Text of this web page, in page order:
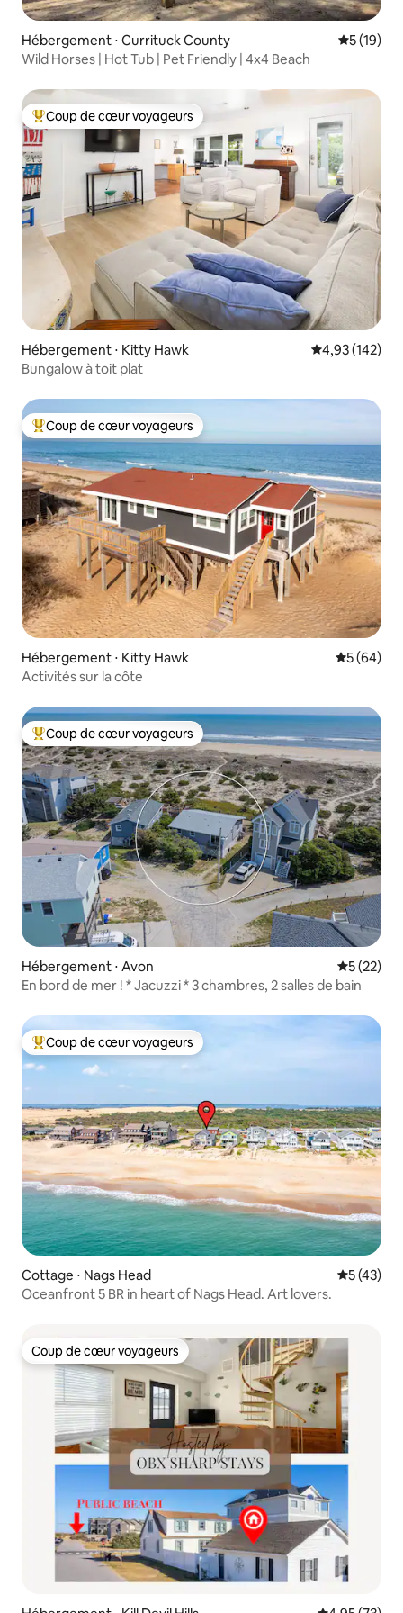
Hébergement ⋅ Currituck County
5 (19)
Wild Horses | Hot Tub | Pet Friendly | 4x4 Beach
Coups de cœur voyageurs les plus appréciés
Coup de cœur voyageurs
Hébergement ⋅ Kitty Hawk Évaluation
4,93 (142)
Bungalow à toit plat
Coups de cœur voyageurs les plus appréciés
Coup de cœur voyageurs
Hébergement ⋅ Kitty Hawk
5 (64)
Activités sur la côte
Coups de cœur voyageurs les plus appréciés
Coup de cœur voyageurs
Hébergement ⋅ Avon
5 (22)
En bord de mer ! * Jacuzzi * 3 chambres, 2 salles de bain
Coups de cœur voyageurs les plus appréciés
Coup de cœur voyageurs
Cottage ⋅ Nags Head
5 (43)
Oceanfront 5 BR in heart of Nags Head. Art lovers.
Coup de cœur voyageurs
Coup de cœur voyageurs